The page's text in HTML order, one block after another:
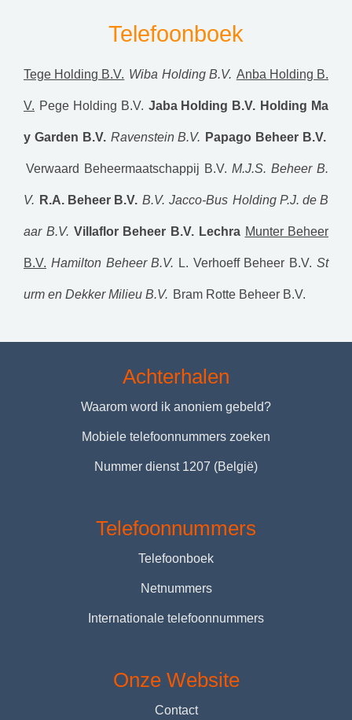
Telefoonboek
Tege Holding B.V. Wiba Holding B.V. Anba Holding B.
V. Pege Holding B.V. Jaba Holding B.V. Holding Ma
y Garden B.V. Ravenstein B.V. Papago Beheer B.V.
Verwaard Beheermaatschappij B.V. M.J.S. Beheer B.
V. R.A. Beheer B.V. B.V. Jacco-Bus Holding P.J. de B
aar B.V. Villaflor Beheer B.V. Lechra Munter Beheer
B.V. Hamilton Beheer B.V. L. Verhoeff Beheer B.V. St
urm en Dekker Milieu B.V. Bram Rotte Beheer B.V.
Achterhalen
Waarom word ik anoniem gebeld?
Mobiele telefoonnummers zoeken
Nummer dienst 1207 (België)
Telefoonnummers
Telefoonboek
Netnummers
Internationale telefoonnummers
Onze Website
Contact